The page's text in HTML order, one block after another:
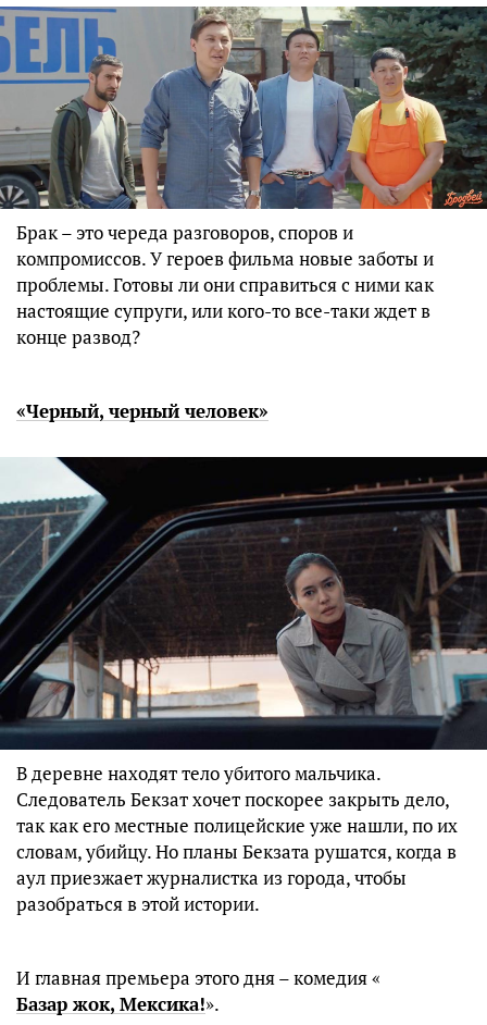
Брак – это череда разговоров, споров и
компромиссов. У героев фильма новые заботы и
проблемы. Готовы ли они справиться с ними как
настоящие супруги, или кого-то все-таки ждет в
конце развод?
«Черный, черный человек»
В деревне находят тело убитого мальчика.
Следователь Бекзат хочет поскорее закрыть дело,
так как его местные полицейские уже нашли, по их
словам, убийцу. Но планы Бекзата рушатся, когда в
аул приезжает журналистка из города, чтобы
разобраться в этой истории.
И главная премьера этого дня – комедия «
Базар жок, Мексика!».